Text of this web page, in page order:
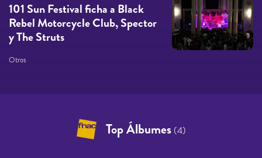
101 Sun Festival ficha a Black
Rebel Motorcycle Club, Spector
y The Struts
Otros
Top Álbumes (4)